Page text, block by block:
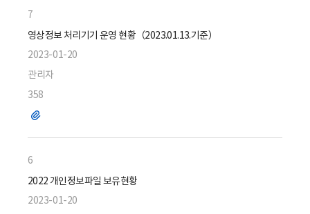
7
영상정보 처리기기 운영 현황（2023.01.13.기준）
2023-01-20
관리자
358
파
6
2022 개인정보파일 보유현황
2023-01-20